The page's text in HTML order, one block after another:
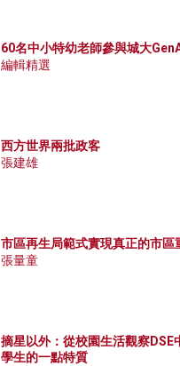
60名中小特幼老師參與城大
編輯精選
西方世界兩批政客
張建雄
市區再生局範式實現真正的市區
張量童
摘星以外：從校園生活觀察DSE
學生的一點特質